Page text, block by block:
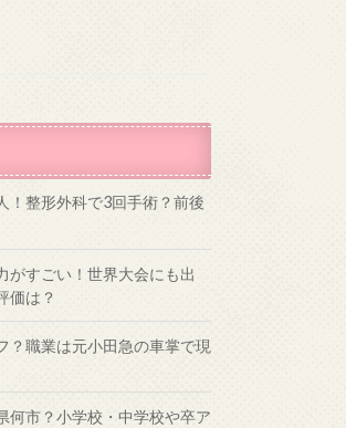
！整形外科で3回手術？前後
がすごい！世界大会にも出
価は？
？職業は元小田急の車掌で現
何市？小学校・中学校や卒ア